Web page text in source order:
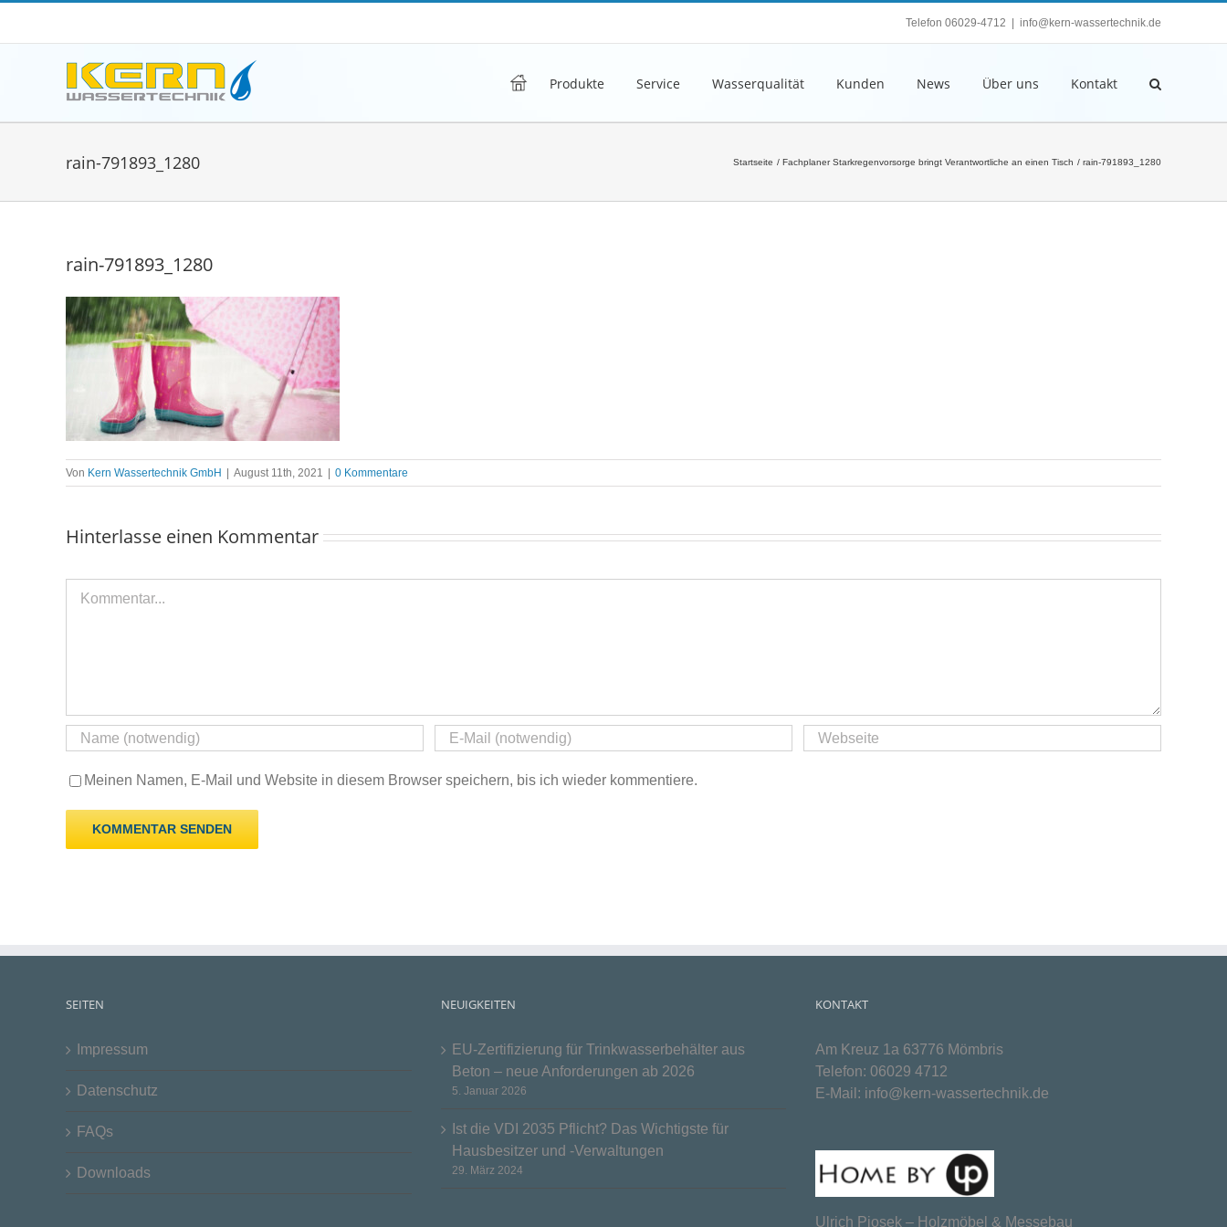
Telefon 06029-4712 info@kern-wassertechnik.de
h Produkte Service Wasserqualität Kunden News Über uns Kontakt
rain-791893_1280 Startseite Fachplaner Starkregenvorsorge bringt Verantwortliche an einen Tisch rain-791893_1280
rain-791893_1280
Von Kern Wassertechnik GmbH August 11th, 2021 0 Kommentare
Hinterlasse einen Kommentar
Meinen Namen, E-Mail und Website in diesem Browser speichern, bis ich wieder kommentiere.
SEITEN
Impressum
Datenschutz
FAQs
Downloads
NEUIGKEITEN
EU-Zertifizierung für Trinkwasserbehälter aus
Beton – neue Anforderungen ab 2026
5. Januar 2026
Ist die VDI 2035 Pflicht? Das Wichtigste für
Hausbesitzer und -Verwaltungen
29. März 2024
KONTAKT
Am Kreuz 1a 63776 Mömbris
Telefon:06029 4712
E-Mail: info@kern-wassertechnik.de
Ulrich Piosek – Holzmöbel & Messebau